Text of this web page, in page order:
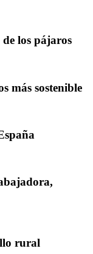
los pájaros
más sostenible
rural